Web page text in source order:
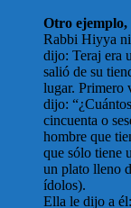
Otro ejemplo,
Rabbi Hiyya
dijo: Teraj era
salió de su
lugar. Primero
dijo:
cincuenta o
hombre que
que sólo tiene
un plato lleno
ídolos).
Ella le dijo a